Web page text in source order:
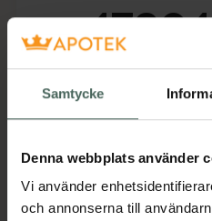
Samtycke
Denna webbplats använder
Vi använder
och annonserna till
I apotek:
Aktuella erbjudanden